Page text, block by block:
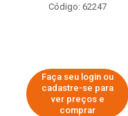
Código: 62247
Faça seu login ou
cadastre-se para
ver preços e
comprar